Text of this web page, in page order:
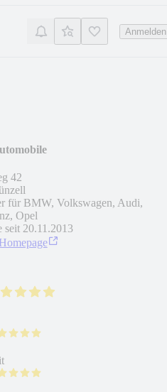
Anmelden
42
für BMW, Volkswagen, Audi,
Opel
seit 20.11.2013